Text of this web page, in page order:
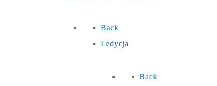
Back
I edycja
Back